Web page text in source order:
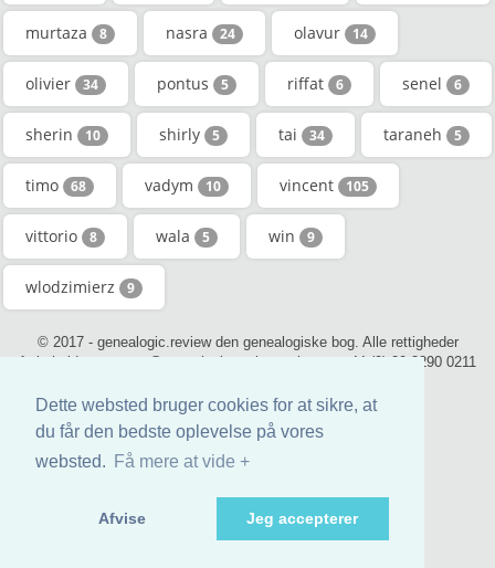
Dette websted bruger cookies for at sikre, at
du får den bedste oplevelse på vores
websted.
Få mere at vide +
Afvise Jeg accepterer
murtaza 8 nasra 24 olavur 14
olivier 34 pontus 5 riffat 6 senel 6
sherin 10 shirly 5 tai 34 taraneh 5
timo 68 vadym 10 vincent 105
vittorio 8 wala 5 win 9
wlodzimierz 9
© 2017 - genealogic.review den genealogiske bog. Alle rettigheder
forbeholdt. - contact@genealogic.review - phone : +44 (0) 20 3290 0211